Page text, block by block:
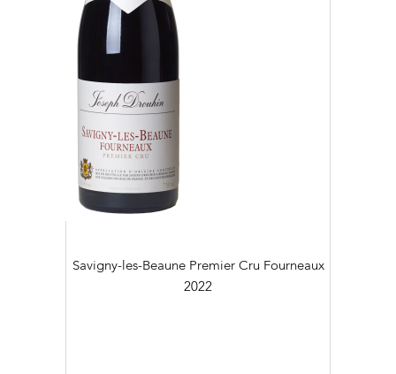
Savigny-les-Beaune Premier Cru Fourneaux
2022